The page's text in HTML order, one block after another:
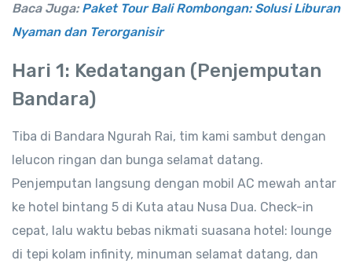
Baca Juga: Paket Tour Bali Rombongan: Solusi Liburan
Nyaman dan Terorganisir
Hari 1: Kedatangan (Penjemputan
Bandara)
Tiba di Bandara Ngurah Rai, tim kami sambut dengan
lelucon ringan dan bunga selamat datang.
Penjemputan langsung dengan mobil AC mewah antar
ke hotel bintang 5 di Kuta atau Nusa Dua. Check-in
cepat, lalu waktu bebas nikmati suasana hotel: lounge
di tepi kolam infinity, minuman selamat datang, dan